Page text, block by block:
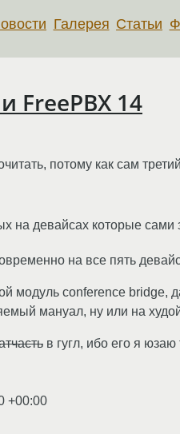
Галерея Статьи
FreePBX 14
потому как сам
на девайсах которые
на все пять
модуль conference bridge,
мануал, ну или на
в гугл, ибо его я юзаю
+00:00